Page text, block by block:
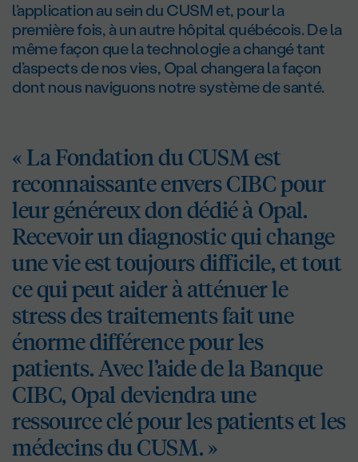
l’application au sein du CUSM et, pour la
première fois, à un autre hôpital québécois. De la
même façon que la technologie a changé tant
d’aspects de nos vies, Opal changera la façon
dont nous naviguons notre système de santé.
« La Fondation du CUSM est
reconnaissante envers CIBC pour
leur généreux don dédié à Opal.
Recevoir un diagnostic qui change
une vie est toujours difficile, et tout
ce qui peut aider à atténuer le
stress des traitements fait une
énorme différence pour les
patients. Avec l’aide de la Banque
CIBC, Opal deviendra une
ressource clé pour les patients et les
médecins du CUSM. »